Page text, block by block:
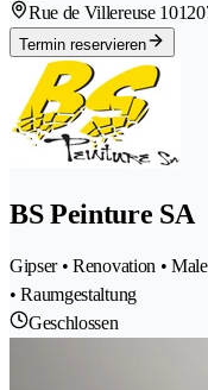
Rue de Villereuse 10
Termin reservieren
BS Peinture SA
Gipser • Renovation •
• Raumgestaltung
Geschlossen